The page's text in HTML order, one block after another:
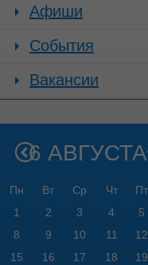
Афиши
События
Вакансии
6 АВГУСТА
Пн Вт Ср Чт Пт
1
2 3 4 5
8
9 10 11 12
15
16 17 18 19